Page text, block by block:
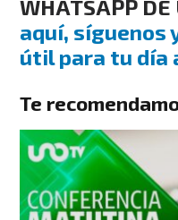
WHATSAPP DE
aquí, síguenos
útil para tu día
Te